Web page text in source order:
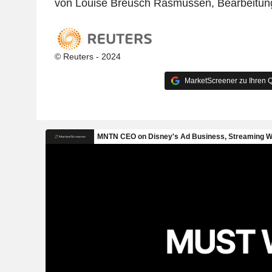
von Louise Breusch Rasmussen,
© Reuters - 2024
MarketScreener zu Ihren